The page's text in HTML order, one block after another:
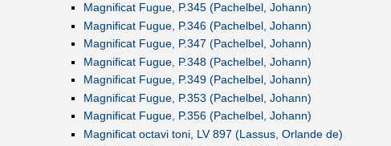
Magnificat Fugue, P.345 (Pachelbel, Johann)
Magnificat Fugue, P.346 (Pachelbel, Johann)
Magnificat Fugue, P.347 (Pachelbel, Johann)
Magnificat Fugue, P.348 (Pachelbel, Johann)
Magnificat Fugue, P.349 (Pachelbel, Johann)
Magnificat Fugue, P.353 (Pachelbel, Johann)
Magnificat Fugue, P.356 (Pachelbel, Johann)
Magnificat octavi toni, LV 897 (Lassus, Orlande de)